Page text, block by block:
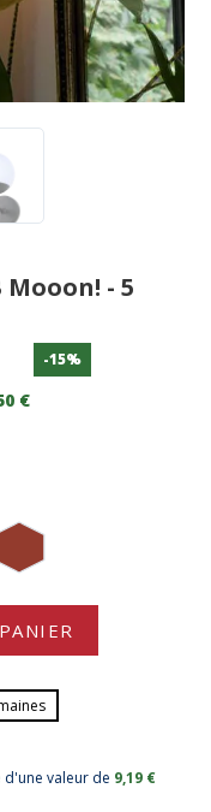
- 5
-15%
€
d'une valeur de 9,19 €